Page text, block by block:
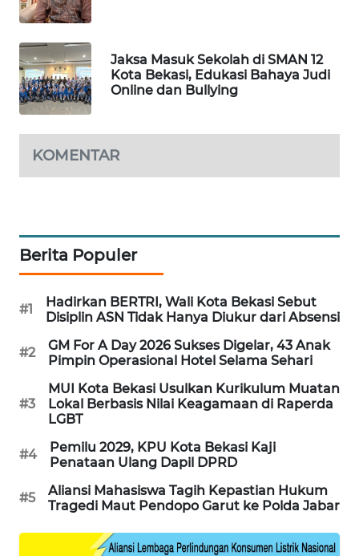
Jaksa Masuk Sekolah di SMAN 12
Kota Bekasi, Edukasi Bahaya Judi
Online dan Bullying
KOMENTAR
Berita Populer
#1
Hadirkan BERTRI, Wali Kota Bekasi Sebut
Disiplin ASN Tidak Hanya Diukur dari Absensi
#2
GM For A Day 2026 Sukses Digelar, 43 Anak
Pimpin Operasional Hotel Selama Sehari
#3
MUI Kota Bekasi Usulkan Kurikulum Muatan
Lokal Berbasis Nilai Keagamaan di Raperda
LGBT
#4
Pemilu 2029, KPU Kota Bekasi Kaji
Penataan Ulang Dapil DPRD
#5
Aliansi Mahasiswa Tagih Kepastian Hukum
Tragedi Maut Pendopo Garut ke Polda Jabar
METRO
NEWS
METRO
JAKARTA
MARITIM
HUMBANG
NEWS
GARONGGANG
NEWS
FISUELRI
ID